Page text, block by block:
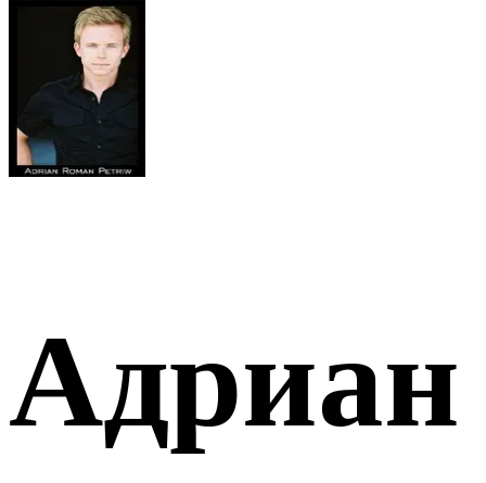
Адриан